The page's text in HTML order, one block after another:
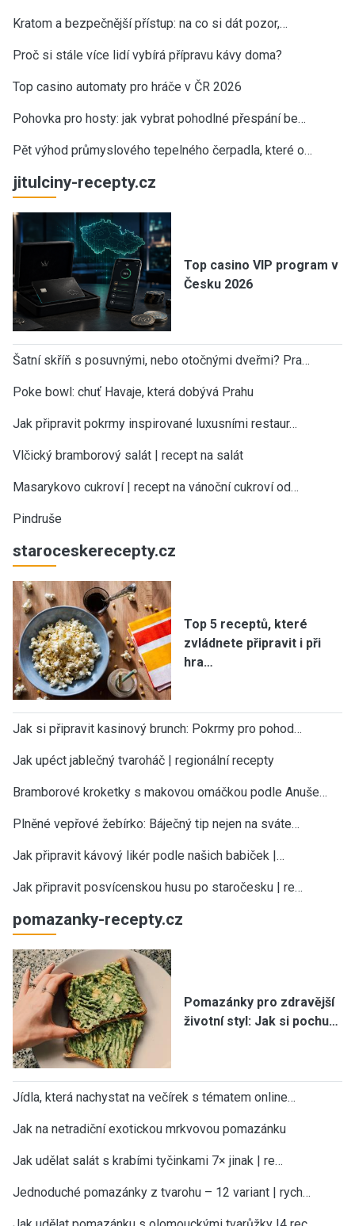
Kratom a bezpečnější přístup: na co si dát pozor,…
Proč si stále více lidí vybírá přípravu kávy doma?
Top casino automaty pro hráče v ČR 2026
Pohovka pro hosty: jak vybrat pohodlné přespání be…
Pět výhod průmyslového tepelného čerpadla, které o…
jitulciny-recepty.cz
Top casino VIP program v
Česku 2026
Šatní skříň s posuvnými, nebo otočnými dveřmi? Pra…
Poke bowl: chuť Havaje, která dobývá Prahu
Jak připravit pokrmy inspirované luxusními restaur…
Vlčický bramborový salát | recept na salát
Masarykovo cukroví | recept na vánoční cukroví od…
Pindruše
staroceskerecepty.cz
Top 5 receptů, které
zvládnete připravit i při
hra…
Jak si připravit kasinový brunch: Pokrmy pro pohod…
Jak upéct jablečný tvaroháč | regionální recepty
Bramborové kroketky s makovou omáčkou podle Anuše…
Plněné vepřové žebírko: Báječný tip nejen na sváte…
Jak připravit kávový likér podle našich babiček |…
Jak připravit posvícenskou husu po staročesku | re…
pomazanky-recepty.cz
Pomazánky pro zdravější
životní styl: Jak si pochu…
Jídla, která nachystat na večírek s tématem online…
Jak na netradiční exotickou mrkvovou pomazánku
Jak udělat salát s krabími tyčinkami 7× jinak | re…
Jednoduché pomazánky z tvarohu – 12 variant | rych…